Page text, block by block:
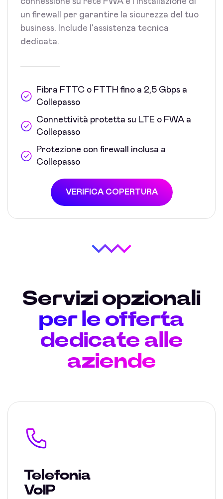
un firewall per garantire la sicurezza del tuo
business. Include l'assistenza tecnica
dedicata.
Fibra FTTC o FTTH fino a 2,5 Gbps a
Collepasso
Connettività protetta su LTE o FWA a
Collepasso
Protezione con firewall inclusa a
Collepasso
VERIFICA COPERTURA
Servizi opzionali
per le offerta
dedicate alle
aziende
Telefonia
VoIP